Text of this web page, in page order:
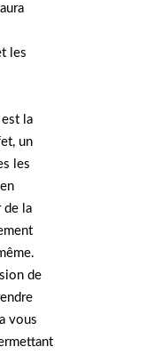
les
est la
un
les
de la
de
vous